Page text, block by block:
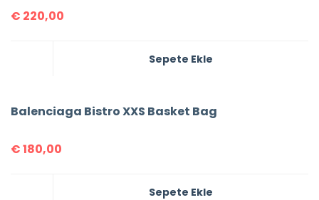
€ 220,00
Sepete Ekle
Balenciaga Bistro XXS Basket Bag
€180,00
Sepete Ekle